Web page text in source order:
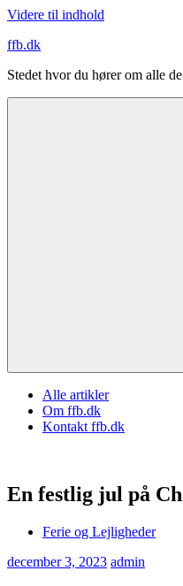
Videre til indhold
ffb.dk
Stedet hvor du hører om alle
Alle artikler
Om ffb.dk
Kontakt ffb.dk
En festlig jul på
Ferie og Lejligheder
december 3, 2023 admin